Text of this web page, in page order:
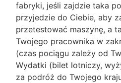
fabryki, jeśli zajdzie taka
przyjedzie do Ciebie, aby
przetestować maszynę, a
Twojego pracownika w
(czas pociągu zależy od
Wydatki (bilet lotniczy,
za podróż do Twojego